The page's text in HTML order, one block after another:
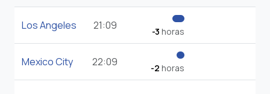
Los Angeles 21:09 -3 horas
Mexico City 22:09 -2 horas